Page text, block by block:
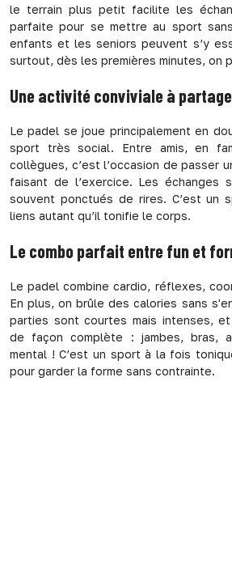
le terrain plus petit facilite les
parfaite pour se mettre au sport
enfants et les seniors peuvent s’y
surtout, dès les premières minutes, on
Une activité conviviale à
Le padel se joue principalement en
sport très social. Entre amis, en
collègues, c’est l’occasion de passer
faisant de l’exercice. Les échanges
souvent ponctués de rires. C’est un
liens autant qu’il tonifie le corps.
Le combo parfait entre fun et
Le padel combine cardio, réflexes,
En plus, on brûle des calories sans
parties sont courtes mais intenses,
de façon complète : jambes, bras,
mental ! C’est un sport à la fois
pour garder la forme sans contrainte.